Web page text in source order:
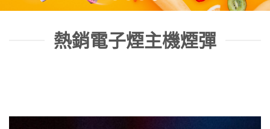
熱銷電子煙主機煙彈